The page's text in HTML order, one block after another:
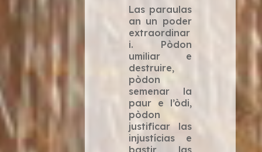
Las paraulas
an un poder
extraordinar
i. Pòdon
umiliar e
destruire,
pòdon
semenar la
paur e l’òdi,
pòdon
justificar las
injustícias e
bastir las